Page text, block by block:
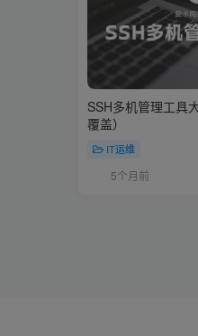
SSH多机管理工具
覆盖）
IT运维
5个月前